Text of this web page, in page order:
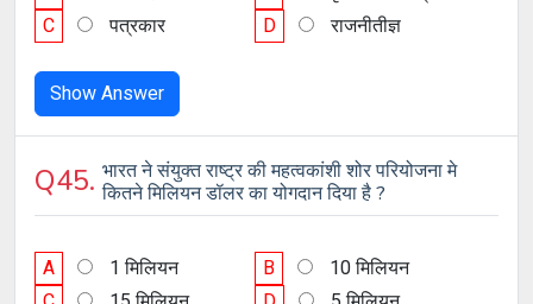
C
पत्रकार D राजनीतीज्ञ
Show Answer
Q45.भारत ने संयुक्त राष्ट्र की महत्वकांशी शोर परियोजना मे
कितने मिलियन डॉलर का योगदान दिया है ?
A 1 मिलियन B
10 मिलियन